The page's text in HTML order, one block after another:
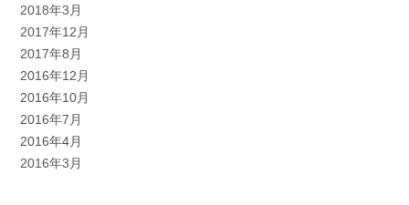
2018年3月
2017年12月
2017年8月
2016年12月
2016年10月
2016年7月
2016年4月
2016年3月